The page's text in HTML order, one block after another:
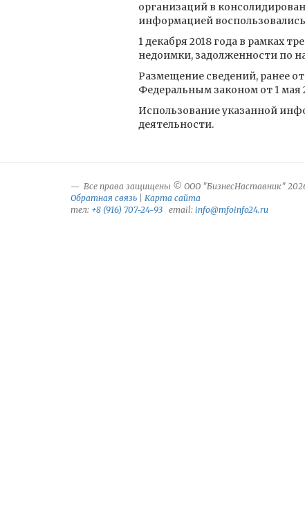
организаций в
информацией
1 декабря 2018 года в рамках
недоимки, задолженности по
Размещение сведений, ранее
Федеральным законом от 1 мая
Использование указанной
деятельности.
Все права защищены © ООО "БизнесНаставник"
Обратная связь
Карта сайта
тел: +8 (916) 707-24-93 email: info@mfoinfo24.ru